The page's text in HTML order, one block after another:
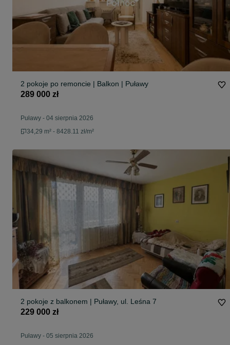
2 pokoje po remoncie | Balkon | Puławy
289 000 zł
Puławy - 04 sierpnia 2026
34,29 m² - 8428.11 zł/m²
2 pokoje z balkonem | Puławy, ul. Leśna 7
229 000 zł
Puławy - 05 sierpnia 2026